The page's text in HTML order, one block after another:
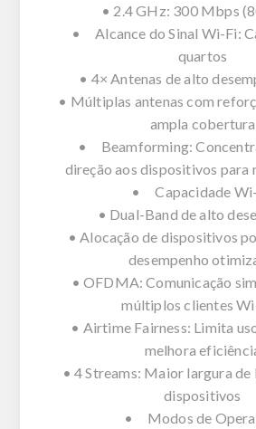
• 2.4 GHz: 300 Mbps
• Alcance do Sinal Wi-Fi:
quartos
• 4× Antenas de alto
• Múltiplas antenas com
ampla cobertura
• Beamforming:
direção aos dispositivos para
• Capacidade
• Dual-Band de alto
• Alocação de dispositivos
desempenho
• OFDMA: Comunicação
múltiplos clientes
• Airtime Fairness: Limita
melhora
• 4 Streams: Maior largura de
dispositivos
• Modos de